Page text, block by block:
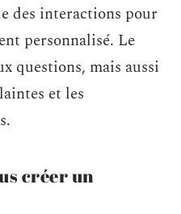
des interactions pour
personnalisé. Le
questions, mais aussi
et les
créer un